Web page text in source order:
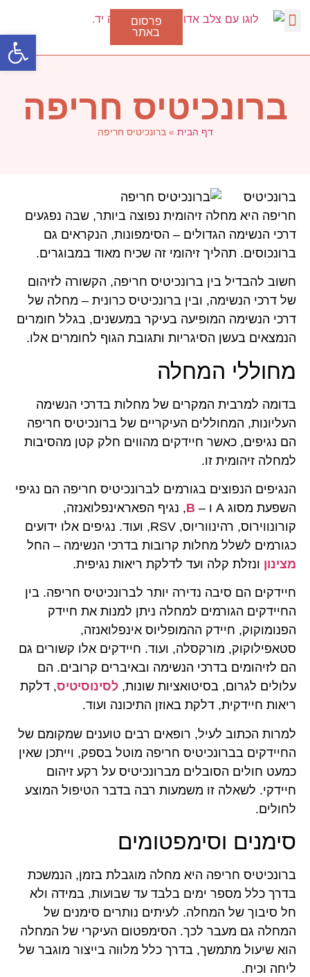
פתח
פרסום
באתר
ברונכיטיס חריפה
דף הבית »ברונכיטיס חריפה
ברונכיטיס
חריפה היא מחלה זיהומית נפוצה ביותר, שבה נפגעים
דרכי הנשימה הגדולים – הסימפונות, הנקראים גם
ברונכוסים. תהליך זיהומי זה שכיח מאוד במבוגרים.
חשוב להבדיל בין ברונכיטיס חריפה, הקשורה לזיהום
של דרכי הנשימה, ובין ברונכיטיס כרונית – מחלה של
דרכי הנשימה המופיעה בעיקר במעשנים, בגלל חומרים
הנמצאים בעשן הסיגריות ותגובת הגוף לחומרים אלו.
מחוללי המחלה
בדומה למרבית המקרים של מחלות בדרכי הנשימה
העליונות, המחוללים העיקריים של ברונכיטיס חריפה
הם נגיפים, כאשר חיידקים מהווים חלק קטן מהסיבות
למחלה זיהומית זו.
הנגיפים הנפוצים בגורמים לברונכיטיס חריפה הם נגיפי
השפעת מסוג A ו –
B, נגיף הפאראינפלואנזה,
קורונווירוס, רהינווריוס, RSV, ועוד. נגיפים אלו ידועים
כגורמים לשלל מחלות קרובות בדרכי הנשימה – החל
מצינון ונזלת קלה ועד לדלקת ריאות נגיפית.
חיידקים הם סיבה נדירה יותר לברונכיטיס חריפה. בין
החיידקים הגורמים למחלה ניתן למנות את חיידק
הפנומוקוק, חיידק ההמופליוס אינפלואנזה,
סטאפילוקוק, מורקסלה, ועוד. חיידקים אלו קשורים גם
הם לזיהומים בדרכי הנשימה ובאיברים קרובים. הם
עלולים לגרום, בסיטואציות שונות, לסינוסיטיס, דלקת
ריאות חיידקית, דלקת באוזן התיכונה ועוד.
למרות הכתוב לעיל, רופאים רבים טוענים שמקומם של
החיידקים בברונכיטיס חריפה מוטל בספק, וייתכן שאין
כמעט חולים הסובלים מברונכיטיס על רקע זיהום
חיידקי. לשאלה זו משמעות רבה בדבר הטיפול המוצע
לחולים.
סימנים וסימפטומים
ברונכיטיס חריפה היא מחלה מוגבלת בזמן, הנמשכת
בדרך כלל מספר ימים בלבד עד שבועות, במידה ולא
חל סיבוך של המחלה. לעיתים נותרים סימנים של
המחלה גם מעבר לכך. הסימפטום העיקרי של המחלה
הוא שיעול מתמשך, בדרך כלל מלווה בייצור מוגבר של
ליחה וכיח.